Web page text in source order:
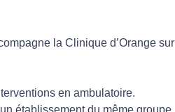
la Clinique d’Orange sur
en ambulatoire.
établissement du même groupe.